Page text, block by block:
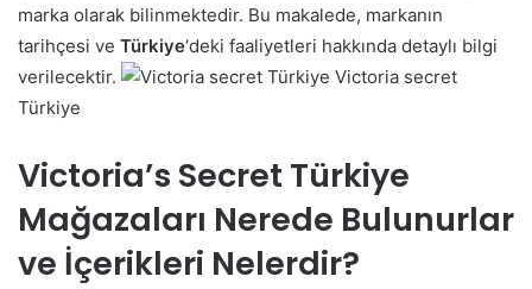
marka olarak bilinmektedir. Bu makalede, markanın
tarihçesi ve Türkiye‘deki faaliyetleri hakkında detaylı bilgi
verilecektir.
Victoria secret
Türkiye
Victoria’s Secret Türkiye
Mağazaları Nerede Bulunurlar
ve İçerikleri Nelerdir?